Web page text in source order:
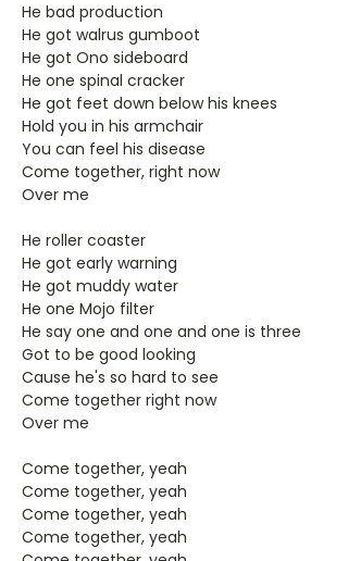
He bad production
He got walrus gumboot
He got Ono sideboard
He one spinal cracker
He got feet down below his knees
Hold you in his armchair
You can feel his disease
Come together, right now
Over me
He roller coaster
He got early warning
He got muddy water
He one Mojo filter
He say one and one and one is three
Got to be good looking
Cause he's so hard to see
Come together right now
Over me
Come together, yeah
Come together, yeah
Come together, yeah
Come together, yeah